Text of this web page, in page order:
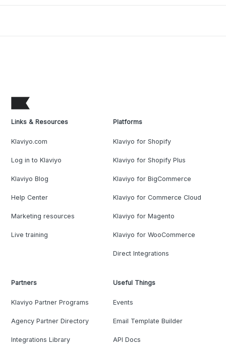
Links & Resources
Klaviyo.com
Log in to Klaviyo
Klaviyo Blog
Help Center
Marketing resources
Live training
Platforms
Klaviyo for Shopify
Klaviyo for Shopify Plus
Klaviyo for BigCommerce
Klaviyo for Commerce Cloud
Klaviyo for Magento
Klaviyo for WooCommerce
Direct Integrations
Partners
Klaviyo Partner Programs
Agency Partner Directory
Integrations Library
Useful Things
Events
Email Template Builder
API Docs